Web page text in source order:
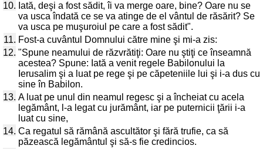
10. Iată, deşi a fost sădit, îi va merge oare, bine? Oare nu se
va usca îndată ce se va atinge de el vântul de răsărit? Se
va usca pe muşuroiul pe care a fost sădit".
11. Fost-a cuvântul Domnului către mine şi mi-a zis:
12. "Spune neamului de răzvrătiţi: Oare nu ştiţi ce înseamnă
acestea? Spune: Iată a venit regele Babilonului la
Ierusalim şi a luat pe rege şi pe căpeteniile lui şi i-a dus cu
sine în Babilon.
13. A luat pe unul din neamul regesc şi a încheiat cu acela
legământ, l-a legat cu jurământ, iar pe puternicii ţării i-a
luat cu sine,
14. Ca regatul să rămână ascultător şi fără trufie, ca să
păzească legământul şi să-s fie credincios.